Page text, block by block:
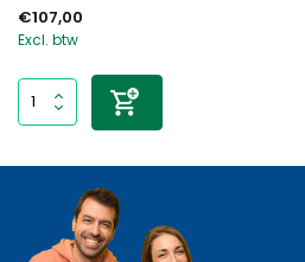
€107,00
Excl. btw